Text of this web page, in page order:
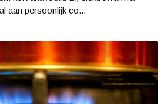
aan persoonlijk co...